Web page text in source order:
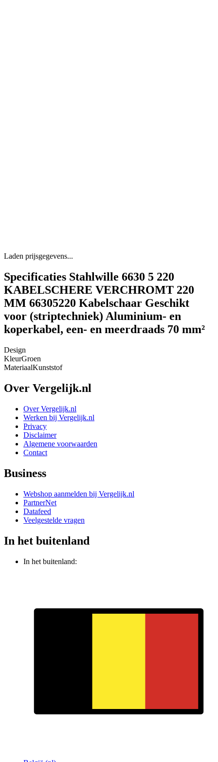
Laden prijsgegevens...
Specificaties Stahlwille 6630 5 220
KABELSCHERE VERCHROMT 220
MM 66305220 Kabelschaar Geschikt
voor (striptechniek) Aluminium- en
koperkabel, een- en meerdraads 70 mm²
Design
KleurGroen
MateriaalKunststof
Over Vergelijk.nl
Over Vergelijk.nl
Werken bij Vergelijk.nl
Privacy
Disclaimer
Algemene voorwaarden
Contact
Business
Webshop aanmelden bij Vergelijk.nl
PartnerNet
Datafeed
Veelgestelde vragen
In het buitenland
In het buitenland: